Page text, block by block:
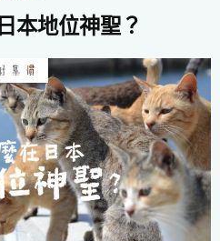
本地位神聖？